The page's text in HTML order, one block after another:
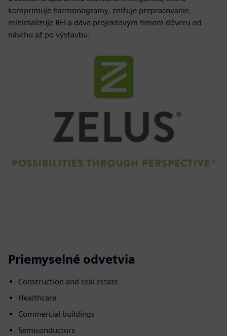
komprimuje harmonogramy, znižuje prepracovanie,
minimalizuje RFI a dáva projektovým tímom dôveru od
návrhu až po výstavbu.
Priemyselné odvetvia
Construction and real estate
Healthcare
Commercial buildings
Semiconductors